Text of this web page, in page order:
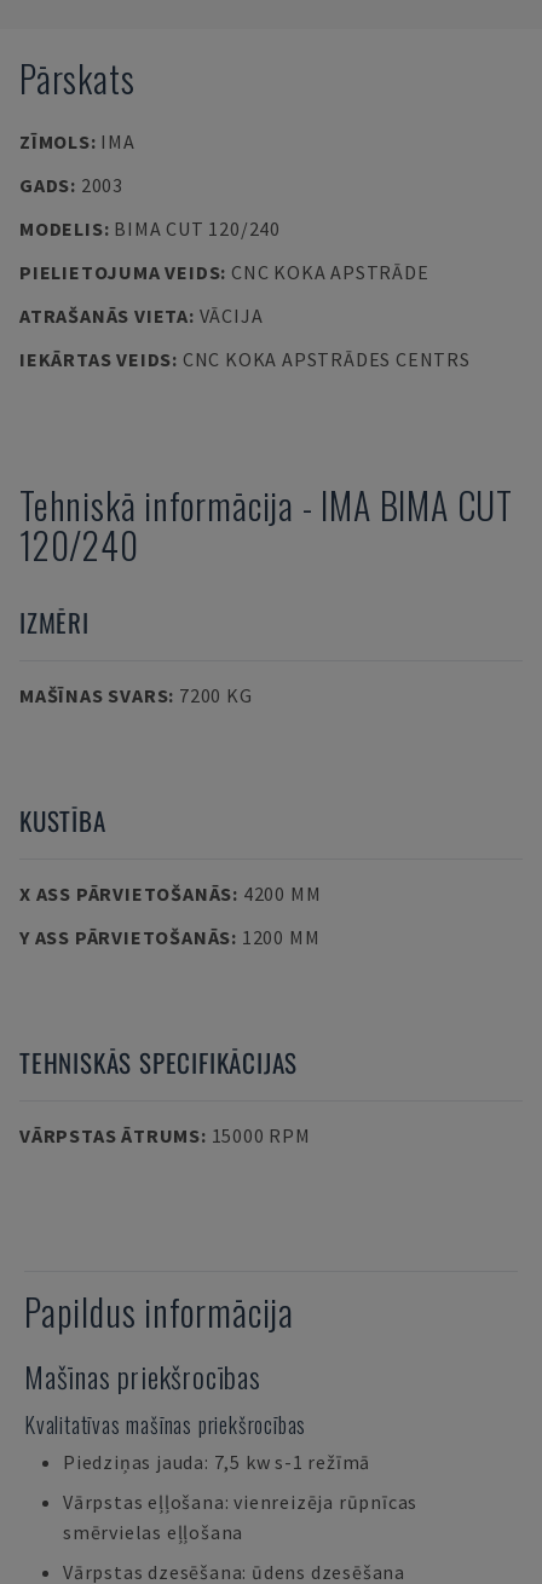
Pārskats
ZĪMOLS: IMA
GADS: 2003
MODELIS: BIMA CUT 120/240
PIELIETOJUMA VEIDS: CNC KOKA APSTRĀDE
ATRAŠANĀS VIETA: VĀCIJA
IEKĀRTAS VEIDS: CNC KOKA APSTRĀDES CENTRS
Tehniskā informācija - IMA BIMA CUT
120/240
IZMĒRI
MAŠĪNAS SVARS: 7200 KG
KUSTĪBA
X ASS PĀRVIETOŠANĀS: 4200 MM
Y ASS PĀRVIETOŠANĀS: 1200 MM
TEHNISKĀS SPECIFIKĀCIJAS
VĀRPSTAS ĀTRUMS: 15000 RPM
Papildus informācija
Mašīnas priekšrocības
Kvalitatīvas mašīnas priekšrocības
Piedziņas jauda: 7,5 kw s-1 režīmā
Vārpstas eļļošana: vienreizēja rūpnīcas
smērvielas eļļošana
Vārpstas dzesēšana: ūdens dzesēšana